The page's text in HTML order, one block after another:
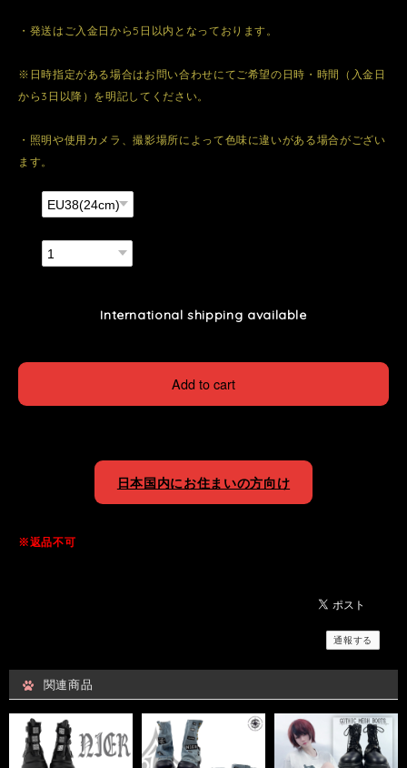
・発送はご入金日から5日以内となっております。
※日時指定がある場合はお問い合わせにてご希望の日時・時間（入金日
から3日以降）を明記してください。
・照明や使用カメラ、撮影場所によって色味に違いがある場合がござい
ます。
International shipping available
Add to cart
日本国内にお住まいの方向け
※返品不可
通報する
関連商品